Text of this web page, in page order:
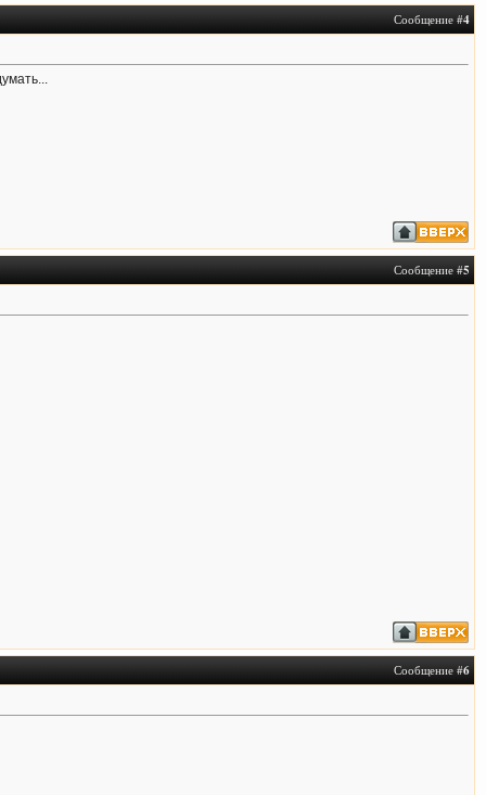
Сообщение #4
Сообщение #5
Сообщение #6